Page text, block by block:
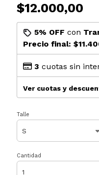
$12.000,00
5% OFF con
Precio final:
3 cuotas sin
Ver cuotas y
Talle
Cantidad